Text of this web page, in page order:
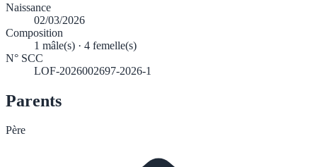
Naissance
02/03/2026
Composition
1 mâle(s) · 4 femelle(s)
N° SCC
LOF-2026002697-2026-1
Parents
Père